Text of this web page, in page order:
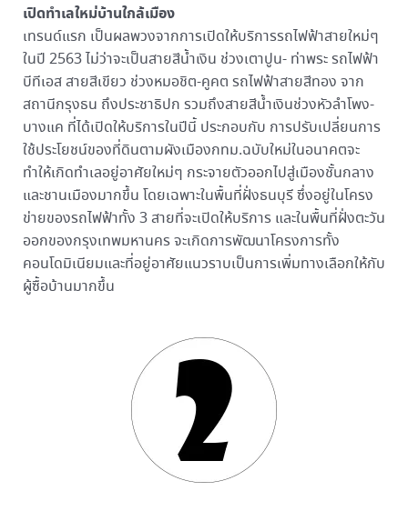
เปิดทำเลใหม่บ้านใกล้เมือง
เทรนด์แรก เป็นผลพวงจากการเปิดให้บริการรถไฟฟ้าสายใหม่ๆ
ในปี 2563 ไม่ว่าจะเป็นสายสีน้ำเงิน ช่วงเตาปูน- ท่าพระ รถไฟฟ้า
บีทีเอส สายสีเขียว ช่วงหมอชิต-คูคต รถไฟฟ้าสายสีทอง จาก
สถานีกรุงธน ถึงประชาธิปก รวมถึงสายสีน้ำเงินช่วงหัวลำโพง-
บางแค ที่ได้เปิดให้บริการในปีนี้ ประกอบกับ การปรับเปลี่ยนการ
ใช้ประโยชน์ของที่ดินตามผังเมืองกทม.ฉบับใหม่ในอนาคตจะ
ทำให้เกิดทำเลอยู่อาศัยใหม่ๆ กระจายตัวออกไปสู่เมืองชั้นกลาง
และชานเมืองมากขึ้น โดยเฉพาะในพื้นที่ฝั่งธนบุรี ซึ่งอยู่ในโครง
ข่ายของรถไฟฟ้าทั้ง 3 สายที่จะเปิดให้บริการ และในพื้นที่ฝั่งตะวัน
ออกของกรุงเทพมหานคร จะเกิดการพัฒนาโครงการทั้ง
คอนโดมิเนียมและที่อยู่อาศัยแนวราบเป็นการเพิ่มทางเลือกให้กับ
ผู้ซื้อบ้านมากขึ้น